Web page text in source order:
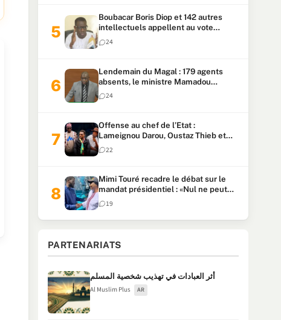
Boubacar Boris Diop et 142 autres
intellectuels appellent au vote
urgent de la révision
constitutionnelle
24
Lendemain du Magal : 179 agents
absents, le ministre Mamadou
Lamine Dianté exige des explications
24
Offense au chef de l’Etat :
Lameignou Darou, Oustaz Thieb et
Ndiaye Touba lourdement
condamnés
22
Mimi Touré recadre le débat sur le
mandat présidentiel : «Nul ne peut
faire plus de deux mandats
consécutifs de 5 ans»
19
PARTENARIATS
أثر العبادات في تهذيب شخصية المسلم
Al Muslim Plus AR